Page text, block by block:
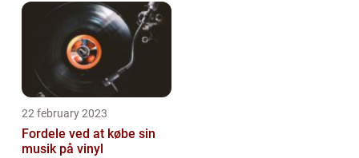
22 february 2023
Fordele ved at købe sin
musik på vinyl